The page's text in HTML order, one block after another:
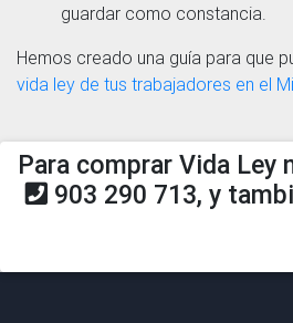
guardar como constancia.
Hemos creado una guía para que
vida ley de tus trabajadores en el
Para comprar Vida Ley
903 290 713, y